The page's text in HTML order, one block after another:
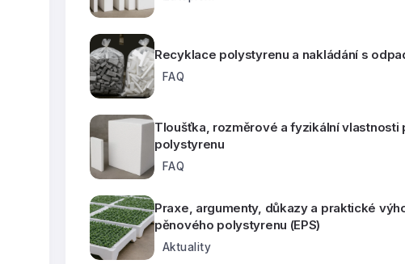
Recyklace polystyrenu a nakládání s
FAQ
Tloušťka, rozměrové a fyzikální vlastnosti
polystyrenu
FAQ
Praxe, argumenty, důkazy a praktické
pěnového polystyrenu (EPS)
Aktuality